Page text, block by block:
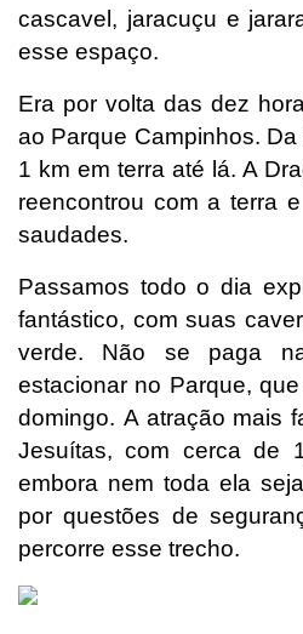
cascavel, jaracuçu e
esse espaço.
Era por volta das dez
ao Parque Campinhos.
1 km em terra até lá. A
reencontrou com a terra
saudades.
Passamos todo o dia
fantástico, com suas
verde. Não se paga
estacionar no Parque,
domingo. A atração mais
Jesuítas, com cerca de
embora nem toda ela
por questões de
percorre esse trecho.